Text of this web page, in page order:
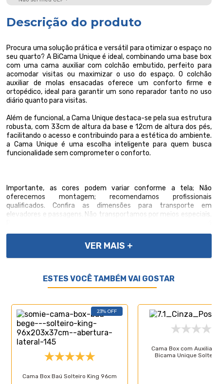
Descrição do produto
Procura uma solução prática e versátil para otimizar o espaço no
seu quarto? A BiCama Unique é ideal, combinando uma base box
com uma cama auxiliar com colchão embutido, perfeito para
acomodar visitas ou maximizar o uso do espaço. O colchão
auxiliar de molas ensacadas oferece um conforto firme e
ortopédico, ideal para garantir um sono reparador tanto no uso
diário quanto para visitas.
Além de funcional, a Cama Unique destaca-se pela sua estrutura
robusta, com 33cm de altura da base e 12cm de altura dos pés,
facilitando o acesso e contribuindo para a estética do ambiente.
a Cama Unique é uma escolha inteligente para quem busca
funcionalidade sem comprometer o conforto.
Importante, as cores podem variar conforme a tela; Não
oferecemos montagem; recomendamos profissionais
qualificados. Confira as dimensões para transporte em
elevadores e passagens. Não transportamos por meios especiais.
aceitaremos devoluções por arrependimento apenas se a
embalagem do produto não for violada.
Características do Produto
Especificações Técnicas:
- Colchão Fixo Conjugado no Auxiliar;
- Tipo de colchão Auxiliar: Molas Enscadas;
- Tipo de conforto: Firme (ortopédico);
- Altura da Base: 33cm;
- Altura Pés: 12cm;
- Garantia: 3 meses;
VER MAIS +
ESTES VOCÊ TAMBÉM VAI GOSTAR
23% OFF
Cama Box Baú Solteiro King 96cm
Cama Box com Auxiliar
Bicama Unique